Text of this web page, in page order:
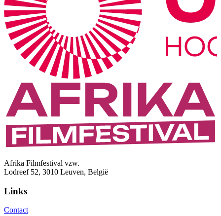
Afrika Filmfestival vzw.
Lodreef 52, 3010 Leuven, België
Links
Contact